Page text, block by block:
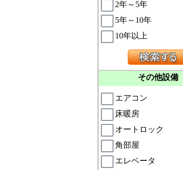
2年～5年
5年～10年
10年以上
その他設備
エアコン
床暖房
オートロック
角部屋
エレベータ